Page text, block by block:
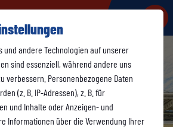
und andere Technologien auf unserer
sind essenziell, während andere uns
verbessern. Personenbezogene Daten
(z. B. IP-Adressen), z. B. für
und Inhalte oder Anzeigen- und
Informationen über die Verwendung Ihrer